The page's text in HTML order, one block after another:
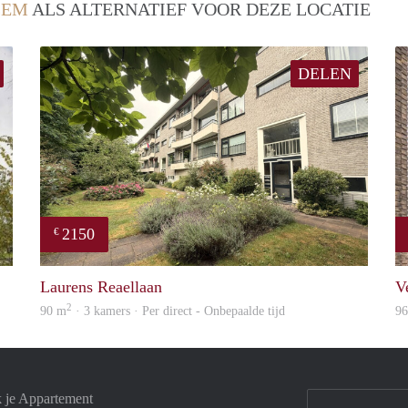
ALS ALTERNATIEF VOOR DEZE LOCATIE
rent
DELEN
€ 2150
property
Laurens Reaellaan
90 m2 · 3 kamers · Per direct - Onbepaalde tijd
Appartement